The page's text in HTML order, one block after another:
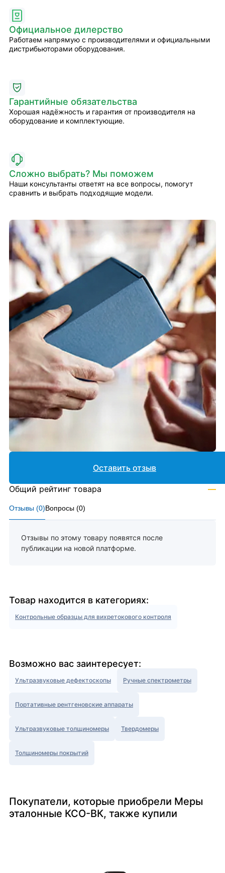
Официальное дилерство
Работаем напрямую с производителями и официальными
дистрибьюторами оборудования.
Гарантийные обязательства
Хорошая надёжность и гарантия от производителя на
оборудование и комплектующие.
Сложно выбрать? Мы поможем
Наши консультанты ответят на все вопросы, помогут
сравнить и выбрать подходящие модели.
Отзывы (0)Вопросы (0)
Отзывы по этому товару появятся после
публикации на новой платформе.
Оставить отзыв
Общий рейтинг товара —
Товар находится в категориях:
Контрольные образцы для вихретокового контроля
Возможно вас заинтересует:
Ультразвуковые дефектоскопы Ручные спектрометры
Портативные рентгеновские аппараты
Ультразвуковые толщиномеры Твердомеры
Толщиномеры покрытий
Покупатели, которые приобрели Меры
эталонные КСО-ВК, также купили